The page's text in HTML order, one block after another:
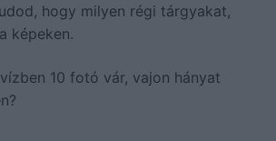
hogy milyen régi tárgyakat,
képeken.
10 fotó vár, vajon hányat